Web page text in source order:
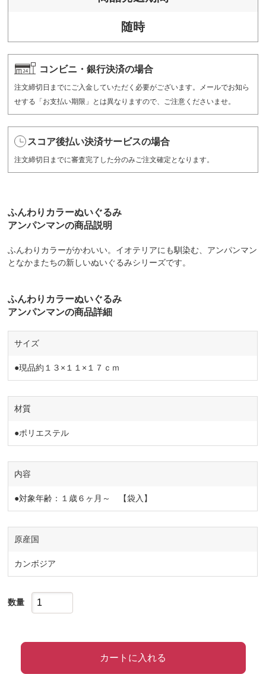
随時
コンビニ・銀行決済の場合
注文締切日までにご入金していただく必要がございます。メールでお知ら
せする「お支払い期限」とは異なりますので、ご注意くださいませ。
スコア後払い決済サービスの場合
注文締切日までに審査完了した分のみご注文確定となります。
ふんわりカラーぬいぐるみ
アンパンマンの商品説明
ふんわりカラーがかわいい。イオテリアにも馴染む、アンパンマン
となかまたちの新しいぬいぐるみシリーズです。
ふんわりカラーぬいぐるみ
アンパンマンの商品詳細
サイズ
●現品約１３×１１×１７ｃｍ
材質
●ポリエステル
内容
●対象年齢：１歳６ヶ月～ 【袋入】
原産国
カンボジア
数量
カートに入れる